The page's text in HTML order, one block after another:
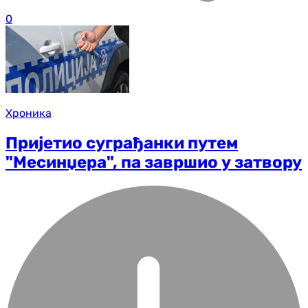
0
Хроника
Пријетио суграђанки путем
"Месинџера", па завршио у затвору